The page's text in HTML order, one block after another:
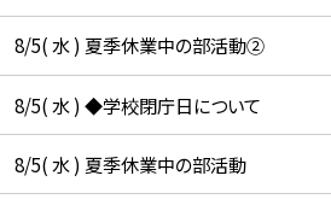
8/5( 水 ) 夏季休業中の部活動②
8/5( 水 ) ◆学校閉庁日について
8/5( 水 ) 夏季休業中の部活動